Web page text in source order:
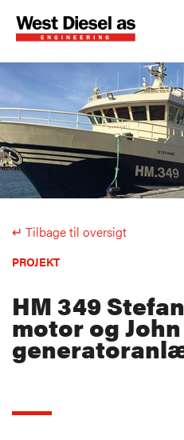
↵ Tilbage til oversigt
PROJEKT
HM 349
motor og